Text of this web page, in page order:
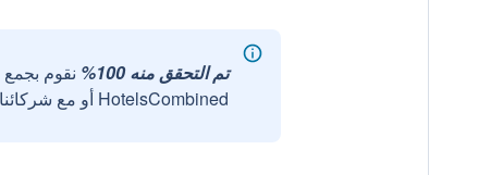
تم التحقق منه 100%
نقوم
HotelsCombined أو مع شركائنا الخارجيين الموثوقين.